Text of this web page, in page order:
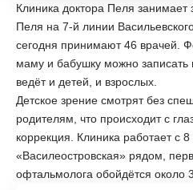
Клиника доктора Пеля занимает
Пеля на 7-й линии
сегодня принимают 46 врачей.
маму и бабушку можно
ведёт и детей, и взрослых.
Детское зрение смотрят без
родителям, что происходит с
коррекция. Клиника работает с
«Василеостровская» рядом,
офтальмолога обойдётся около